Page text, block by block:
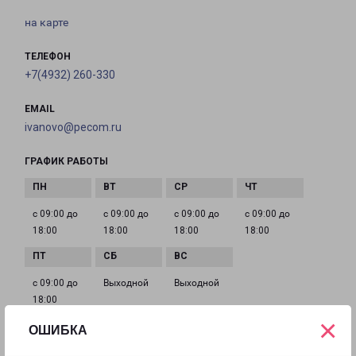
ОШИБКА ×
на карте
ТЕЛЕФОН
+7(4932) 260-330
EMAIL
ivanovo@pecom.ru
ГРАФИК РАБОТЫ
с 09:00 до
18:00
с 09:00 до
18:00
с 09:00 до
18:00
с 09:00 до
18:00
с 09:00 до
18:00
Выходной Выходной